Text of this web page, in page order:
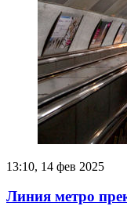
13:10, 14 фев 2025
Линия метро